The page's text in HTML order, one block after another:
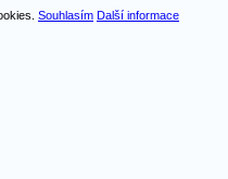
Souhlasím Další informace